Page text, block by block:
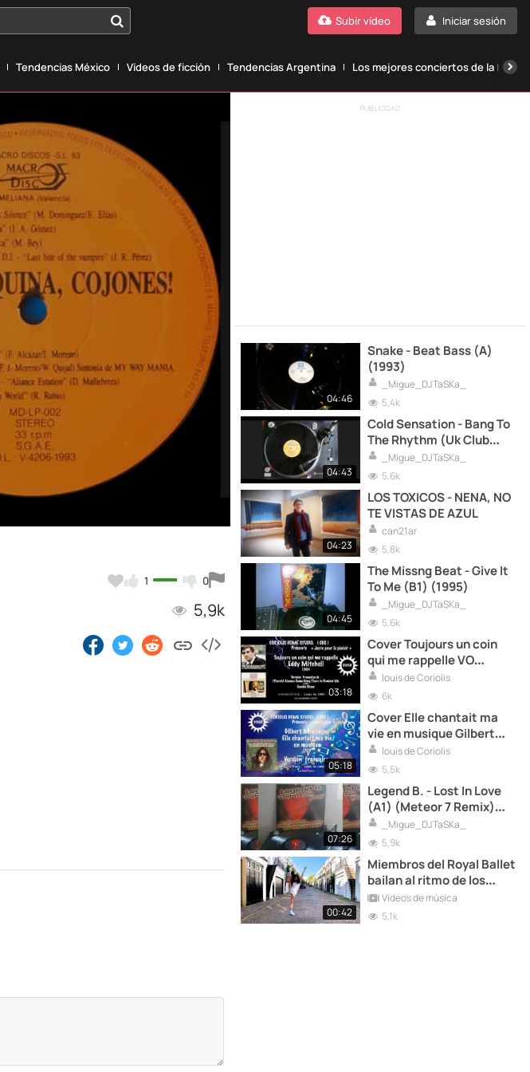
Iniciar sesión
Subir vídeo
Tendencias México Vídeos de ficción Tendencias Argentina Los mejores conciertos de la
1 0
5,9k
PUBLICIDAD
04:46
Snake - Beat Bass (A)
(1993)
_Migue_DJTaSKa_
5,4k
04:43
Cold Sensation - Bang To
The Rhythm (Uk Club
Mix) (B3) (1993)
_Migue_DJTaSKa_
5,6k
04:23
LOS TOXICOS - NENA, NO
TE VISTAS DE AZUL
can21ar
5,8k
04:45
The Missng Beat - Give It
To Me (B1) (1995)
_Migue_DJTaSKa_
5,6k
03:18
Cover Toujours un coin
qui me rappelle VO
There's always something
there to remind me par
louis de Coriolis
6k
05:18
Cover Elle chantait ma
vie en musique Gilbert
Montagné ( Killing me
softly)
louis de Coriolis
5,5k
07:26
Legend B. - Lost In Love
(A1) (Meteor 7 Remix)
(1995)_Migue_DJTaSKa_
5,9k
00:42
Miembros del Royal Ballet
bailan al ritmo de los
Rolling por las calles
desiertas de Londres
Vídeos de música
5,1k